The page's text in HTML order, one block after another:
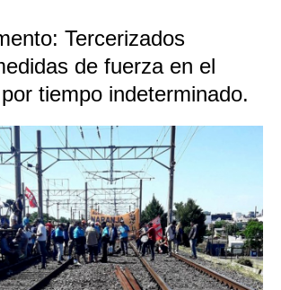
Tercerizados
de fuerza en el
tiempo indeterminado.